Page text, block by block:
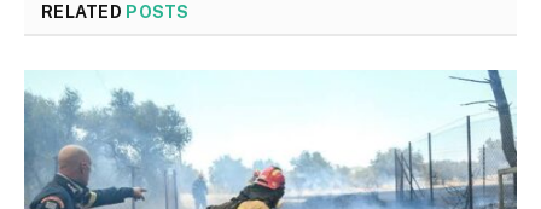
RELATED POSTS